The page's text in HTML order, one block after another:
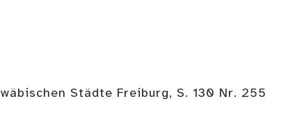
Städte Freiburg, S. 130 Nr. 255